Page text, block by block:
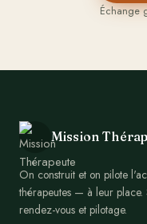
Échange
Mission
On construit et on pilote
thérapeutes — à leur
rendez-vous et pilotage.